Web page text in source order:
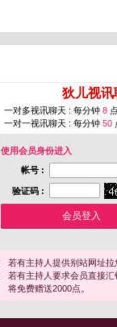
狄儿视讯
一对多视讯聊天 : 每分钟 8 点
一对一视讯聊天 : 每分钟 50
使用会员身份进入
帐号 :
验证码 :
若有主持人提供别站网址拉
若有主持人要求会员直接
将免费赠送2000点。